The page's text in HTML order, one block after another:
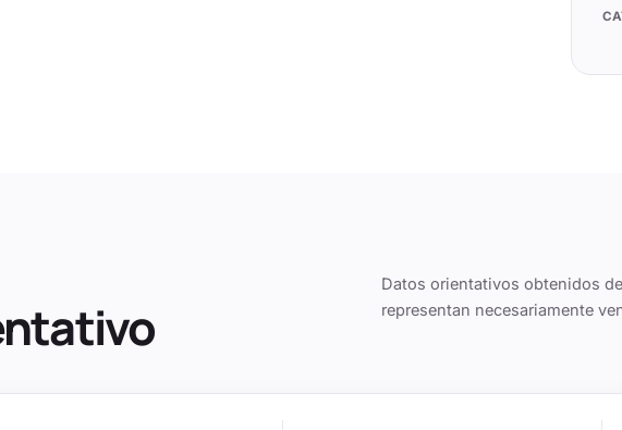
Datos orientativos obtenidos
representan necesariamente